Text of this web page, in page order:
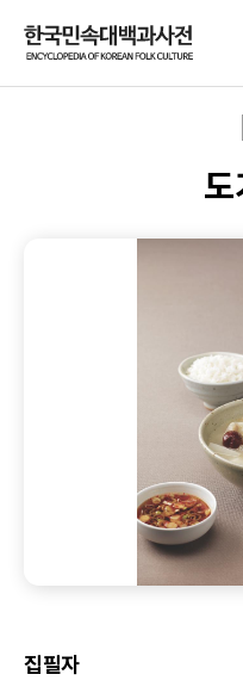
집필자